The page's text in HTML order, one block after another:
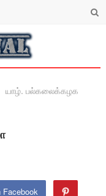
யாழ். பல்கலைக்கழக
Facebook